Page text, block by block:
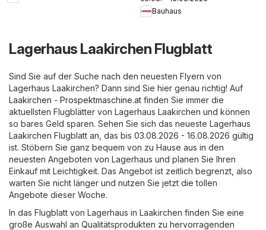
Bauhaus
Lagerhaus Laakirchen Flugblatt
Sind Sie auf der Suche nach den neuesten Flyern von
Lagerhaus Laakirchen? Dann sind Sie hier genau richtig! Auf
Laakirchen - Prospektmaschine.at finden Sie immer die
aktuellsten Flugblätter von Lagerhaus Laakirchen und können
so bares Geld sparen. Sehen Sie sich das neueste Lagerhaus
Laakirchen Flugblatt an, das bis 03.08.2026 - 16.08.2026 gültig
ist. Stöbern Sie ganz bequem von zu Hause aus in den
neuesten Angeboten von Lagerhaus und planen Sie Ihren
Einkauf mit Leichtigkeit. Das Angebot ist zeitlich begrenzt, also
warten Sie nicht länger und nutzen Sie jetzt die tollen
Angebote dieser Woche.
In das Flugblatt von Lagerhaus in Laakirchen finden Sie eine
große Auswahl an Qualitätsprodukten zu hervorragenden